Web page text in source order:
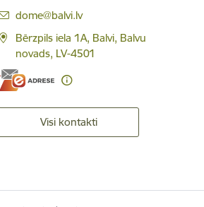
E-pasts:
dome@balvi.lv
Bērzpils iela 1A, Balvi, Balvu
novads, LV-4501
Visi kontakti